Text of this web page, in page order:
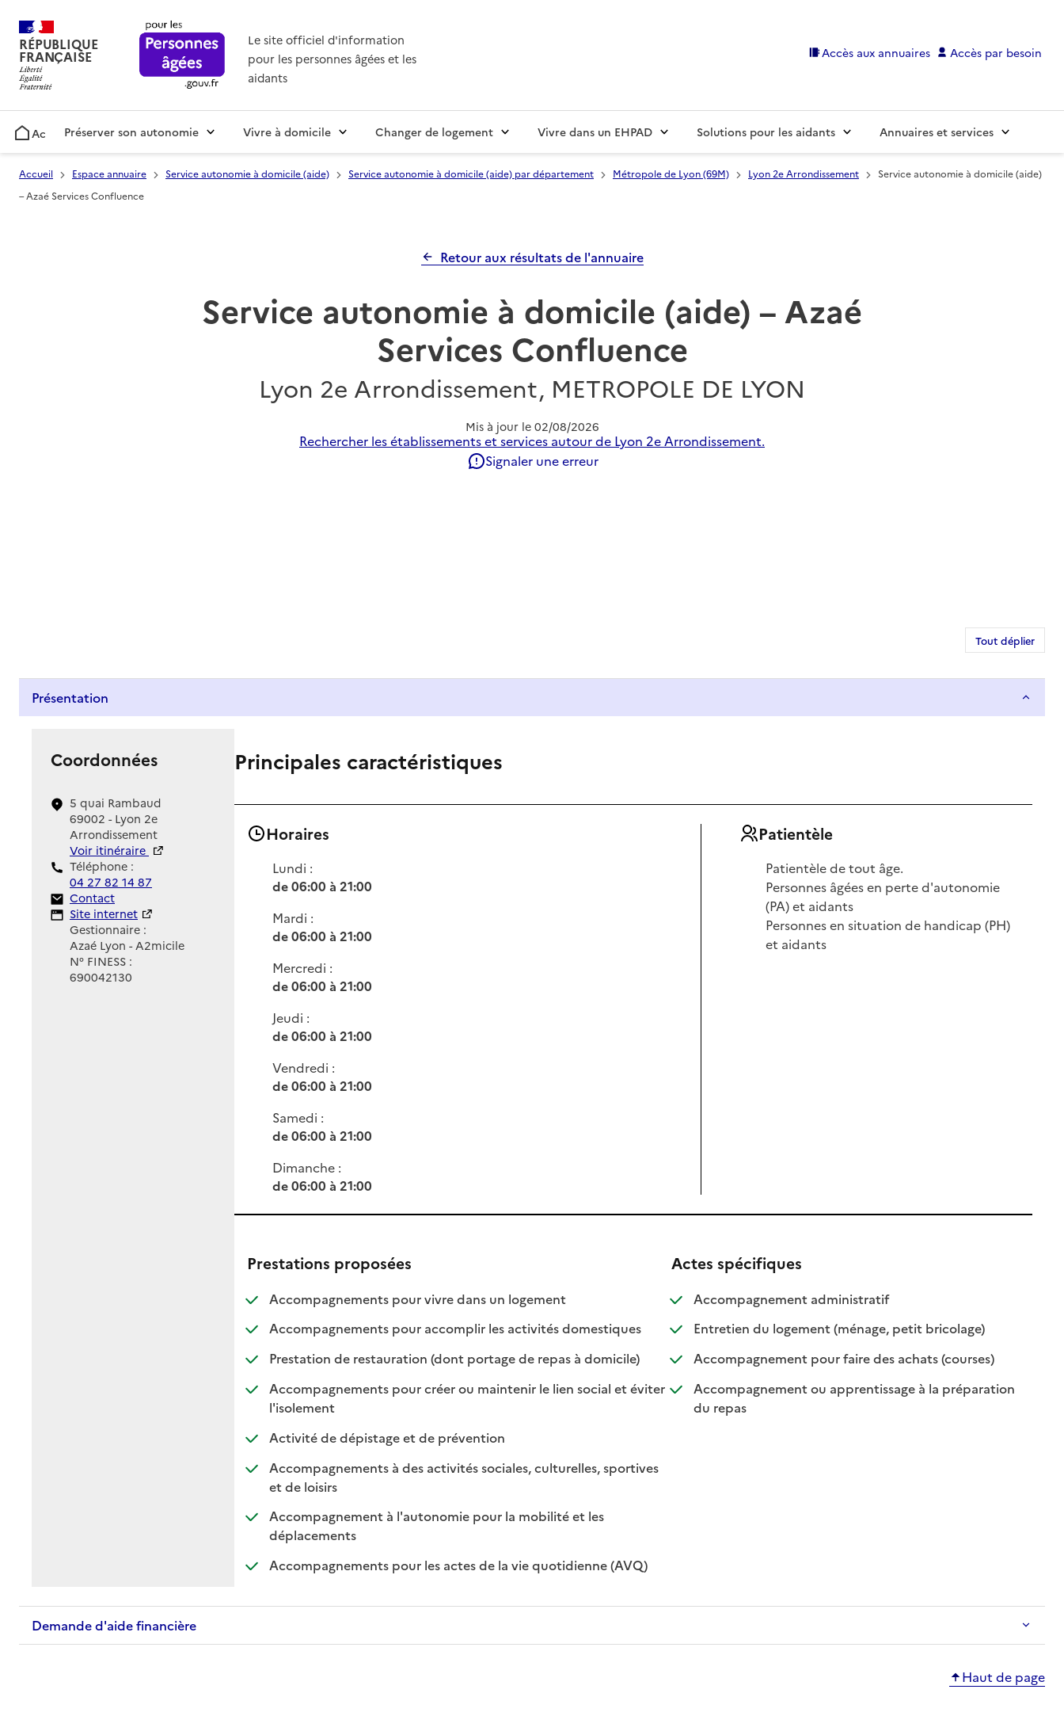
RÉPUBLIQUE
FRANÇAISE
Le site officiel d'information
pour les personnes âgées et les
aidants
Accès aux annuaires Accès par besoin
AccueilPréserver son autonomie Vivre à domicile Changer de logement Vivre dans un EHPAD Solutions pour les aidants Annuaires et services
Accueil Espace annuaire Service autonomie à domicile (aide) Service autonomie à domicile (aide) par département Métropole de Lyon (69M) Lyon 2e Arrondissement
Service autonomie à domicile (aide)
– Azaé Services Confluence
Retour aux résultats de l'annuaire
Service autonomie à domicile (aide) – Azaé
Services Confluence
Lyon 2e Arrondissement, METROPOLE DE LYON
Mis à jour le 02/08/2026
Rechercher les établissements et services autour de Lyon 2e Arrondissement.
Signaler une erreur
Tout déplier
Présentation
Coordonnées
5 quai Rambaud
69002 - Lyon 2e
Arrondissement
Voir itinéraire
Téléphone :
04 27 82 14 87
Contact
Contact
Site Internet
Site internet
Gestionnaire :
Azaé Lyon - A2micile
N° FINESS :
690042130
Principales caractéristiques
Horaires
Lundi :
de 06:00 à 21:00
Mardi :
de 06:00 à 21:00
Mercredi :
de 06:00 à 21:00
Jeudi :
de 06:00 à 21:00
Vendredi :
de 06:00 à 21:00
Samedi :
de 06:00 à 21:00
Dimanche :
de 06:00 à 21:00
Patientèle
Patientèle de tout âge.
Personnes âgées en perte d'autonomie
(PA) et aidants
Personnes en situation de handicap (PH)
et aidants
Prestations proposées
Accompagnements pour vivre dans un logement: disponible
: non disponible
Accompagnements pour accomplir les activités domestiques: disponible
: non disponible
Prestation de restauration (dont portage de repas à domicile): disponible
: non disponible
Accompagnements pour créer ou maintenir le lien social et éviter
l'isolement: disponible
: non disponible
Activité de dépistage et de prévention: disponible
: non disponible
Accompagnements à des activités sociales, culturelles, sportives
et de loisirs: disponible
: non disponible
Accompagnement à l'autonomie pour la mobilité et les
déplacements: disponible
: non disponible
Accompagnements pour les actes de la vie quotidienne (AVQ): disponible
: non disponible
Actes spécifiques
Accompagnement administratif: disponible
: non disponible
Entretien du logement (ménage, petit bricolage): disponible
: non disponible
Accompagnement pour faire des achats (courses): disponible
: non
Accompagnement ou apprentissage à la préparation
du repas: disponible
: non disponible
Demande d'aide financière
Haut de page